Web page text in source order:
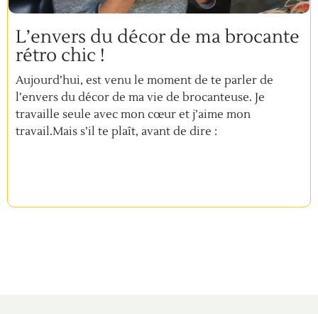
L’envers du décor de ma brocante
rétro chic !
Aujourd’hui, est venu le moment de te parler de
l’envers du décor de ma vie de brocanteuse. Je
travaille seule avec mon cœur et j’aime mon
travail.Mais s’il te plaît, avant de dire :